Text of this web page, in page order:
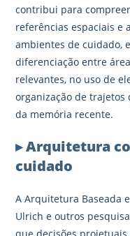
contribui para
referências espaciais e
ambientes de cuidado,
diferenciação entre
relevantes, no uso de
organização de
da memória recente.
▸ Arquitetura
cuidado
A Arquitetura Baseada
Ulrich e outros